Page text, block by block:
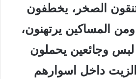
الصخر، يخطفون
ومن المساكين يرتهنون،
لبس وجائعين يحملون
داخل اسوارهم